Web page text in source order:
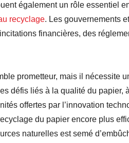
également un rôle essentiel
recyclage. Les gouvernements
financières, des
prometteur, mais il nécessite
défis liés à la qualité du papier,
offertes par l’innovation
du papier encore plus
naturelles est semé